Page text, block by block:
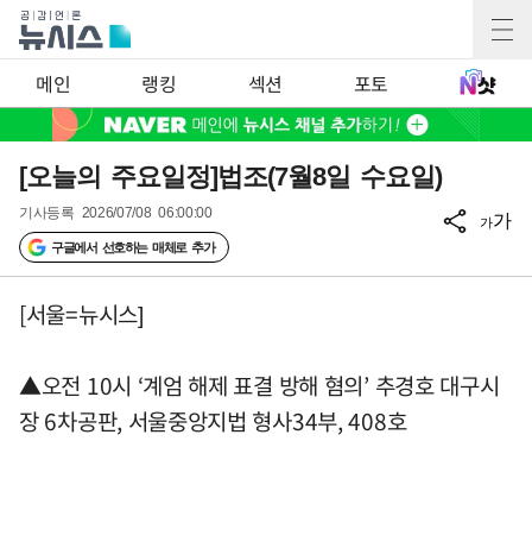
메인 랭킹 섹션 포토
[오늘의 주요일정]법조(7월8일 수요일)
기사등록 2026/07/08 06:00:00
구글에서 선호하는 매체로 추가
가가
[서울=뉴시스]
▲오전 10시 ‘계엄 해제 표결 방해 혐의’ 추경호 대구시
장 6차공판, 서울중앙지법 형사34부, 408호